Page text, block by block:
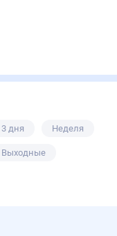
3 дня Неделя
Выходные